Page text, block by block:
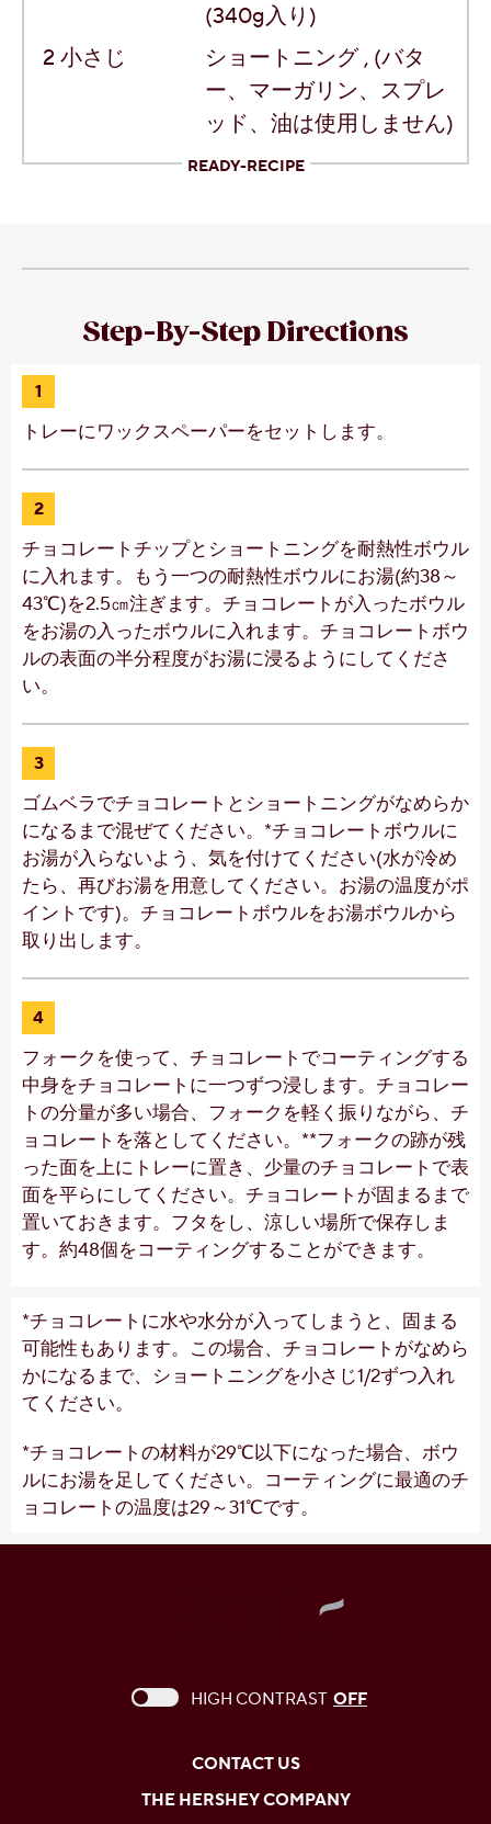
(340g入り)
2 小さじ ショートニング, (バタ
ー、マーガリン、スプレ
ッド、油は使用しません)
READY-RECIPE
Step-By-Step Directions
1
トレーにワックスペーパーをセットします。
2
チョコレートチップとショートニングを耐熱性ボウル
に入れます。もう一つの耐熱性ボウルにお湯(約38～
43℃)を2.5㎝注ぎます。チョコレートが入ったボウル
をお湯の入ったボウルに入れます。チョコレートボウ
ルの表面の半分程度がお湯に浸るようにしてくださ
い。
3
ゴムベラでチョコレートとショートニングがなめらか
になるまで混ぜてください。*チョコレートボウルに
お湯が入らないよう、気を付けてください(水が冷め
たら、再びお湯を用意してください。お湯の温度がポ
イントです)。チョコレートボウルをお湯ボウルから
取り出します。
4
フォークを使って、チョコレートでコーティングする
中身をチョコレートに一つずつ浸します。チョコレー
トの分量が多い場合、フォークを軽く振りながら、チ
ョコレートを落としてください。**フォークの跡が残
った面を上にトレーに置き、少量のチョコレートで表
面を平らにしてください。チョコレートが固まるまで
置いておきます。フタをし、涼しい場所で保存しま
す。約48個をコーティングすることができます。
*チョコレートに水や水分が入ってしまうと、固まる
可能性もあります。この場合、チョコレートがなめら
かになるまで、ショートニングを小さじ1/2ずつ入れ
てください。
*チョコレートの材料が29℃以下になった場合、ボウ
ルにお湯を足してください。コーティングに最適のチ
ョコレートの温度は29～31℃です。
This checkbox when checked enables
HIGH CONTRAST OFF
CONTACT US
THE HERSHEY COMPANY